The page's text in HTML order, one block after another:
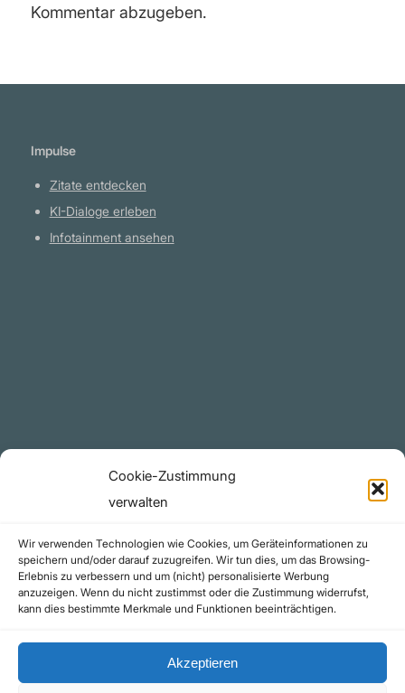
Cookie-Zustimmung
verwalten
Wir verwenden Technologien wie Cookies, um Geräteinformationen zu
speichern und/oder darauf zuzugreifen. Wir tun dies, um das Browsing-
Erlebnis zu verbessern und um (nicht) personalisierte Werbung
anzuzeigen. Wenn du nicht zustimmst oder die Zustimmung widerrufst,
kann dies bestimmte Merkmale und Funktionen beeinträchtigen.
Akzeptieren
Kommentar abzugeben.
Impulse
Zitate entdecken
KI-Dialoge erleben
Infotainment ansehen
Datenschutzerklärung
Cookie-Richtlinie (EU)
Impressum
Kontakt